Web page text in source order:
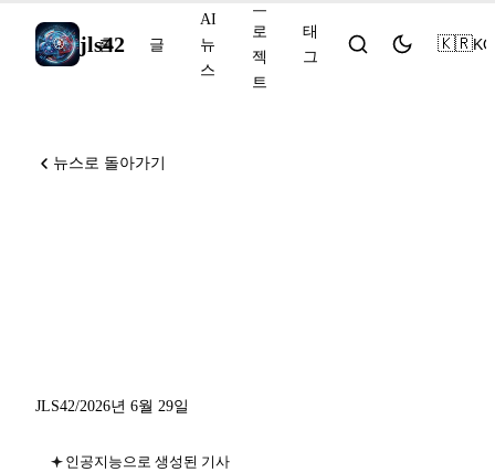
jls42
홈 글
AI
뉴
스
프
로
젝
트
태
그
🇰🇷KO
뉴스로 돌아가기
JLS42/2026년 6월 29일
인공지능으로 생성된 기사